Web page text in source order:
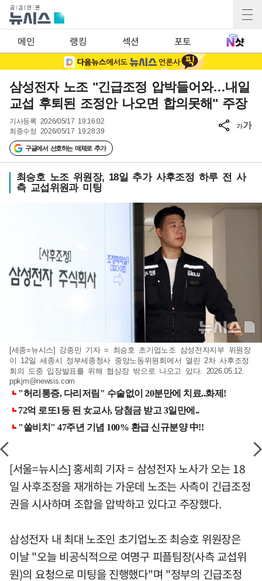
메인 랭킹 섹션 포토
삼성전자 노조 "긴급조정 압박들어와…내일
교섭 후퇴된 조정안 나오면 합의못해" 주장
기사등록 2026/05/17 19:16:02
최종수정 2026/05/17 19:28:39
구글에서 선호하는 매체로 추가
가가
최승호 노조 위원장, 18일 추가 사후조정 하루 전 사
측 교섭위원과 미팅
[세종=뉴시스] 강종민 기자 = 최승호 초기업노조 삼성전자지부 위원장
이 12일 세종시 정부세종청사 중앙노동위원회에서 열린 2차 사후조정
회의 도중 입장발표를 위해 협상장 밖으로 나오고 있다. 2026.05.12.
ppkjm@newsis.com
[서울=뉴시스] 홍세희 기자 = 삼성전자 노사가 오는 18
일 사후조정을 재개하는 가운데 노조는 사측이 긴급조정
권을 시사하며 조합을 압박하고 있다고 주장했다.
삼성전자 내 최대 노조인 초기업노조 최승호 위원장은
이날 "오늘 비공식적으로 여명구 피플팀장(사측 교섭위
원)의 요청으로 미팅을 진행했다"며 "정부의 긴급조정